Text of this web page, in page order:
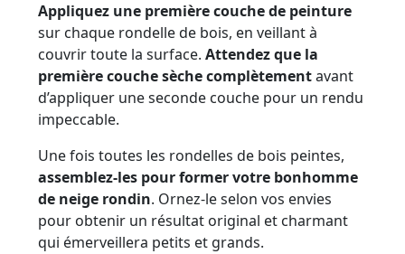
Appliquez une première couche de peinture
sur chaque rondelle de bois, en veillant à
couvrir toute la surface. Attendez que la
première couche sèche complètementavant
d’appliquer une seconde couche pour un rendu
impeccable.
Une fois toutes les rondelles de bois peintes,
assemblez-les pour former votre bonhomme
de neige rondin. Ornez-le selon vos envies
pour obtenir un résultat original et charmant
qui émerveillera petits et grands.